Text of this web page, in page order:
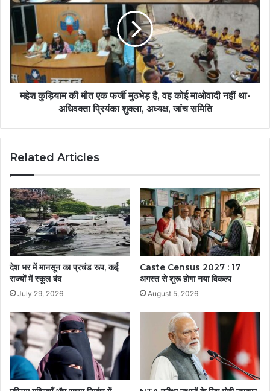
महेश कुड़ियाम की मौत एक फर्जी मुठभेड़ है, वह कोई माओवादी नहीं था-
अधिवक्ता प्रियंका शुक्ला, अध्यक्ष, जांच समिति
Related Articles
देश भर में मानसून का प्रचंड रूप, कई
राज्यों में स्कूल बंद
July 29, 2026
Caste Census 2027 : 17
अगस्त से शुरू होगा नया विकल्प
August 5, 2026